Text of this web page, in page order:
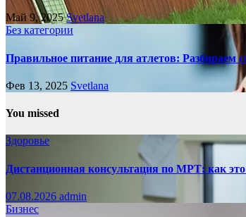
Май 9, 2025Svetlana
Без категории
Правильное питание для атлетов: Разбираем
Фев 13, 2025 Svetlana
You missed
Здоровье
Дистанционная консультация по МРТ: как
07.08.2026 admin
Бизнес